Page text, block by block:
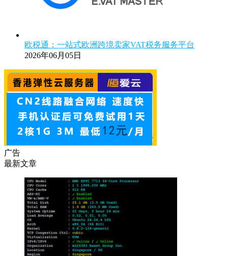
欧税通：一站式欧洲跨境卖家VAT税务服务平台
2026年06月05日
广告
最新文章